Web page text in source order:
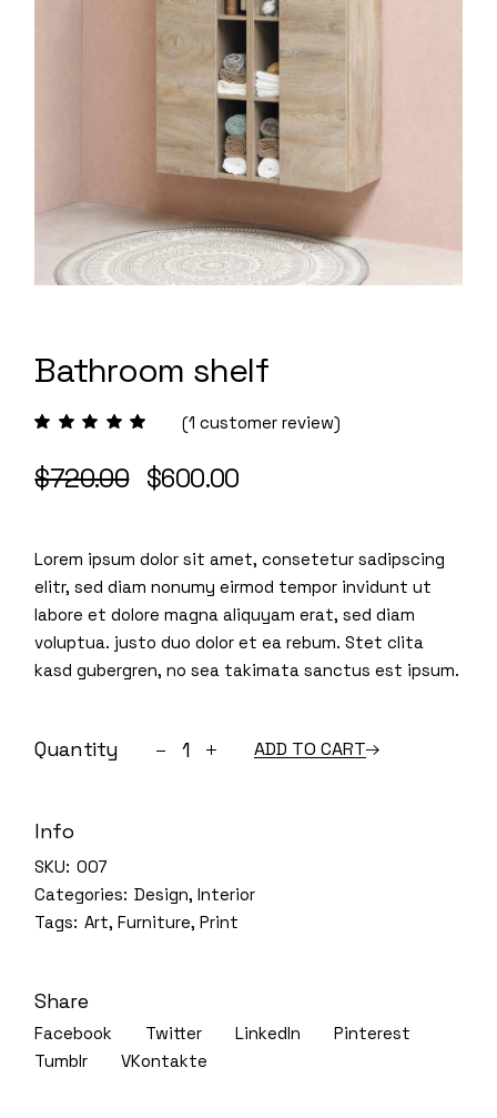
Bathroom shelf
(1 customer review)
$720.00 Original
price
$720.00.
$600.00Current
$600.00.
Lorem ipsum dolor sit amet, consetetur sadipscing
elitr, sed diam nonumy eirmod tempor invidunt ut
labore et dolore magna aliquyam erat, sed diam
voluptua. justo duo dolor et ea rebum. Stet clita
kasd gubergren, no sea takimata sanctus est ipsum.
Quantity Bathroom shelf quantity
ADD TO CART
Info
SKU: 007
Categories: Design,Interior
Tags: Art,Furniture,Print
Share
Facebook Twitter LinkedIn
Pinterest
Tumblr
VKontakte